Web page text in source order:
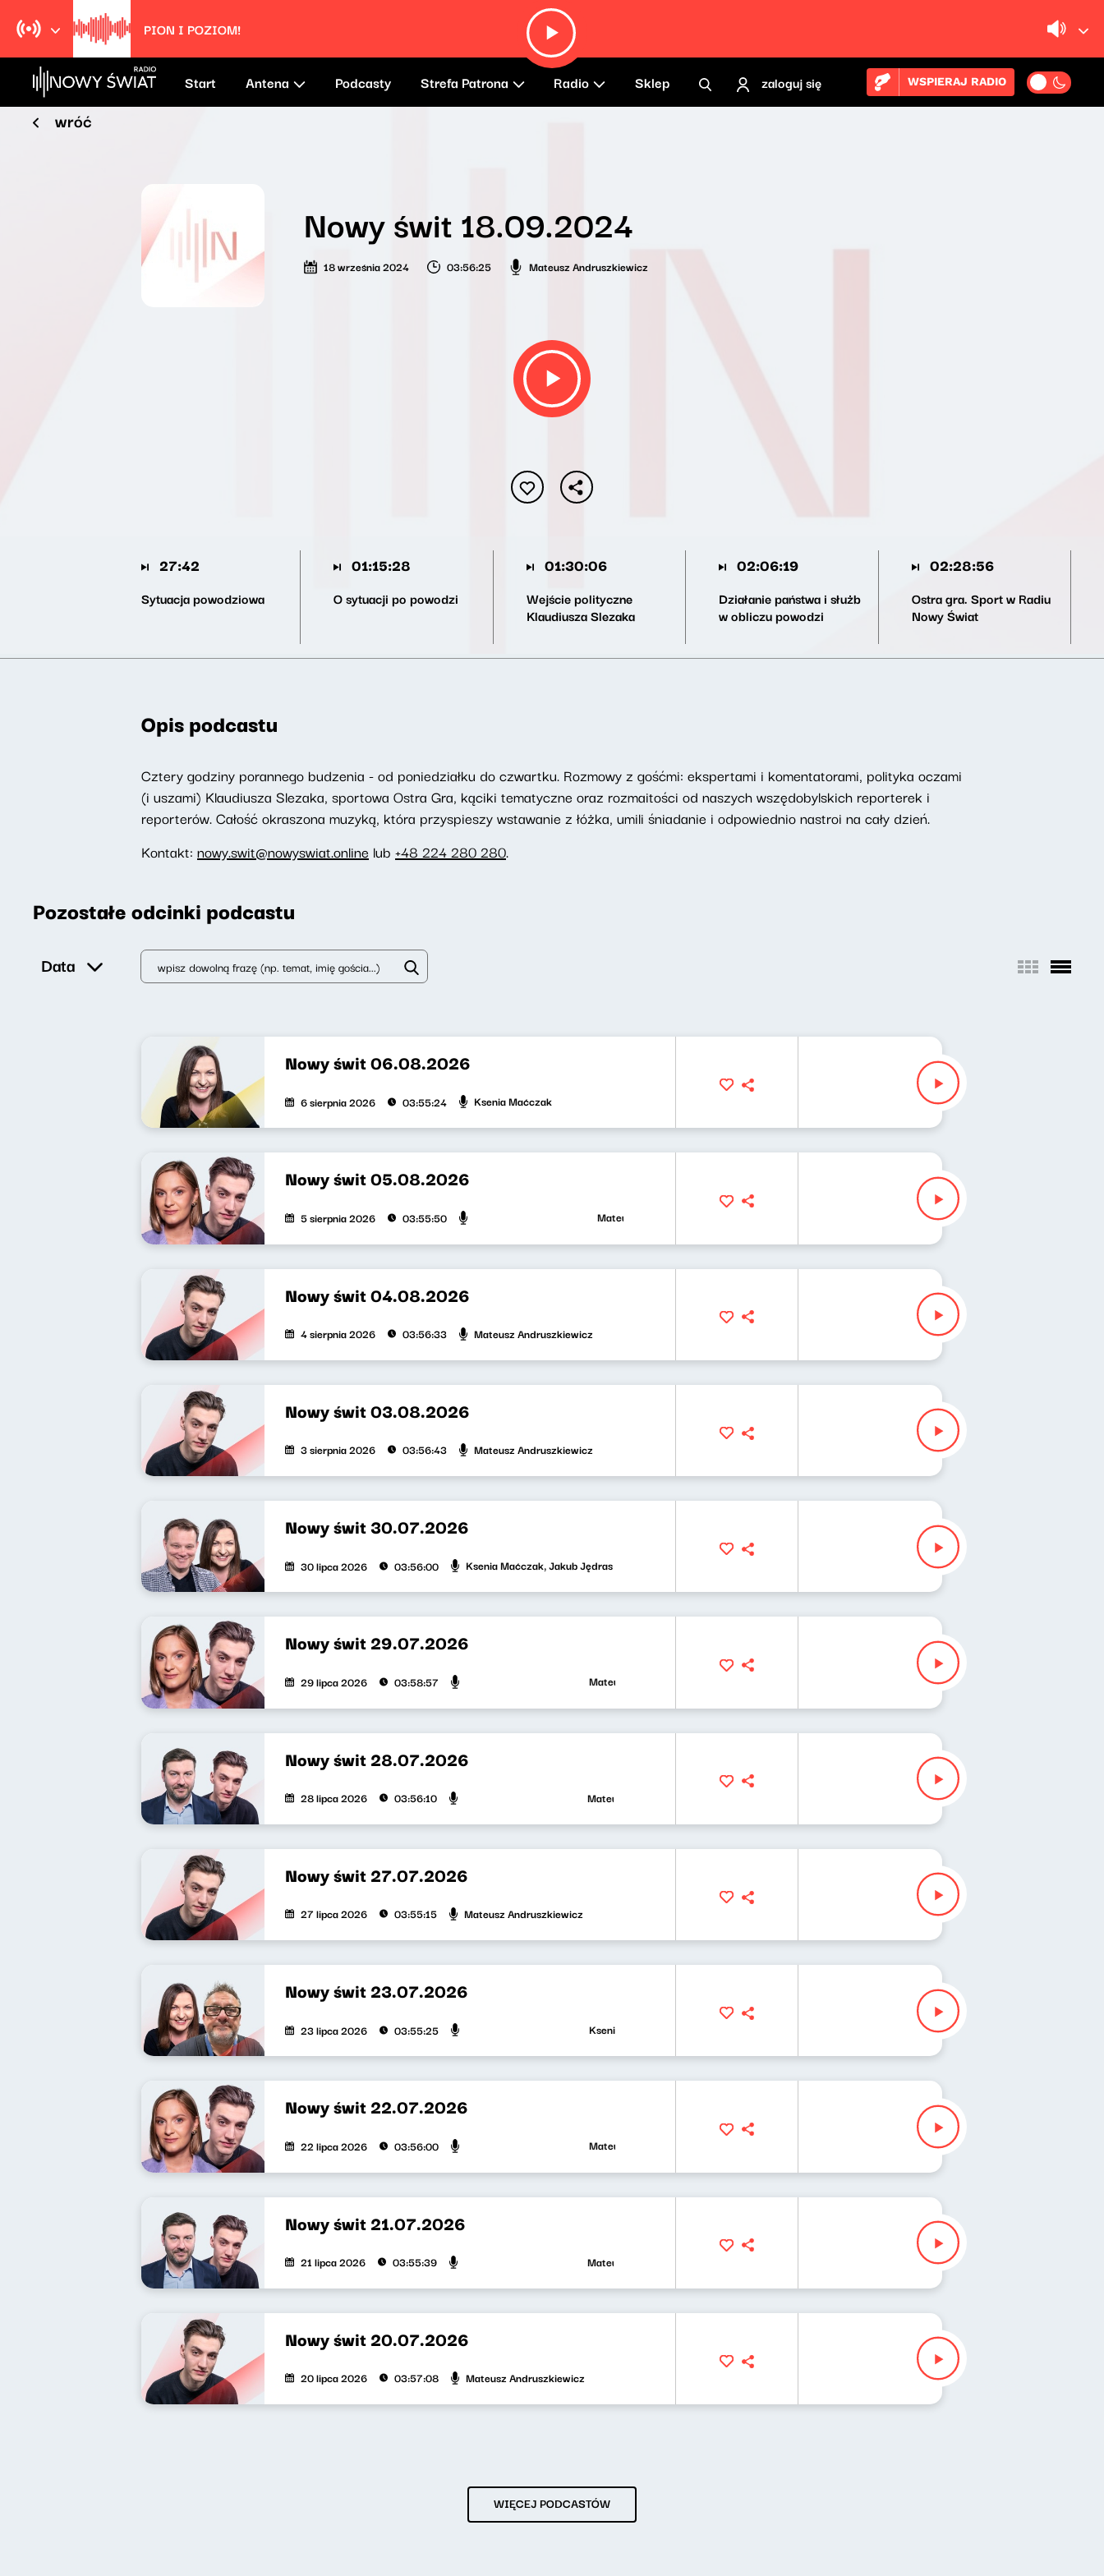
PION I POZIOM!
Start Antena Podcasty Strefa Patrona Radio Sklep zaloguj się WSPIERAJ RADIO
wróć
Nowy świt 18.09.2024
18 września 2024 03:56:25 Mateusz Andruszkiewicz
27:42
Sytuacja powodziowa
01:15:28
O sytuacji po powodzi
01:30:06
Wejście polityczne
Klaudiusza Slezaka
02:06:19
Działanie państwa i służb
w obliczu powodzi
02:28:56
Ostra gra. Sport w Radiu
Nowy Świat
Opis podcastu
Cztery godziny porannego budzenia - od poniedziałku do czwartku. Rozmowy z gośćmi: ekspertami i komentatorami, polityka oczami
(i uszami) Klaudiusza Slezaka, sportowa Ostra Gra, kąciki tematyczne oraz rozmaitości od naszych wszędobylskich reporterek i
reporterów. Całość okraszona muzyką, która przyspieszy wstawanie z łóżka, umili śniadanie i odpowiednio nastroi na cały dzień.
Kontakt: nowy.swit@nowyswiat.online lub +48 224 280 280.
Pozostałe odcinki podcastu
Data
Nowy świt 06.08.2026
6 sierpnia 2026 03:55:24 Ksenia Maćczak
Nowy świt 05.08.2026
5 sierpnia 2026 03:55:50 Mateusz Andruszkiewicz, Zuzanna Iłenda
Nowy świt 04.08.2026
4 sierpnia 2026 03:56:33 Mateusz Andruszkiewicz
Nowy świt 03.08.2026
3 sierpnia 2026 03:56:43 Mateusz Andruszkiewicz
Nowy świt 30.07.2026
30 lipca 2026 03:56:00 Ksenia Maćczak, Jakub Jędras
Nowy świt 29.07.2026
29 lipca 2026 03:58:57 Mateusz Andruszkiewicz, Zuzanna Iłenda
Nowy świt 28.07.2026
28 lipca 2026 03:56:10 Mateusz Andruszkiewicz, Klaudiusz Slezak
Nowy świt 27.07.2026
27 lipca 2026 03:55:15 Mateusz Andruszkiewicz
Nowy świt 23.07.2026
23 lipca 2026 03:55:25 Ksenia Maćczak, Mirosław Oczkoś
Nowy świt 22.07.2026
22 lipca 2026 03:56:00 Mateusz Andruszkiewicz, Zuzanna Iłenda
Nowy świt 21.07.2026
21 lipca 2026 03:55:39 Mateusz Andruszkiewicz, Klaudiusz Slezak
Nowy świt 20.07.2026
20 lipca 2026 03:57:08 Mateusz Andruszkiewicz
WIĘCEJ PODCASTÓW